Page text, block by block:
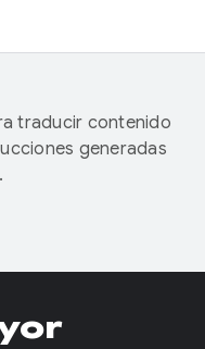
traducir contenido
generadas